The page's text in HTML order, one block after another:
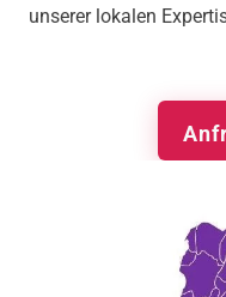
unserer lokalen